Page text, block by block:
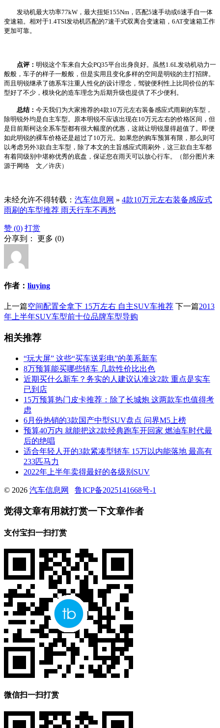
发动机最大功率77kW，最大扭矩155Nm，匹配5速手动或6速手自一体
变速箱。相对于1.4TSI发动机匹配的7速干式双离合变速箱，6AT变速箱工作
更加可靠。
点评： 明锐这个车来自大众PQ35平台出身良好。虽然1.6L发动机动力一
般般，车子的样子一般般，但是实用且变化多样的空间是明锐的主打招牌。
而且明锐继承了德系车注重人性化的设计理念，驾驶便利性上比同价位的车
型好了不少，模块化的造车理念为后期升级也提供了不少便利。
总结： 今天我们为大家推荐的4款10万元左右装备感应式雨刷的车型，
除明锐外均是自主车型。原本明锐不应该出现在10万元左右的价格区间，但
是目前斯柯达全系车型都有很大幅度的优惠，这就让明锐显得超值了。即便
如此明锐的裸车价格还是超过了10万元。如果您的购车预算有限，那么则可
以考虑另外3款自主车型，除了本文的主旨感应式雨刷外，这三款自主车都
有着同级别中堪称优秀的底盘，保证您在雨天可以放心行车。（部分图片来
源于网络 文／许庆）
未经允许不得转载： 汽车信息网 » 4款10万元左右装备感应式
雨刷的车型推荐 雨天行车不再愁
赞 (0) 打赏
分享到： 更多 (0)
作者： liuying
上一篇空间配置全拿下 15万左右 自主SUV车推荐 下一篇2013
年上半年SUV车型前十位品牌车型导购
相关推荐
“玩大屏” 这些“买车送彩电”的美系新车
8万预算能买哪些轿车 几款性价比出色
近期买什么新车？务实的人建议认准这2款 重点是实车
已到店
15万预算热门皮卡推荐：除了长城炮 这两款车也值得考
虑
6月份热销的3款国产中型SUV盘点 问界M5上榜
预算40万内 就能把这2款经典跑车开回家 燃油车时代最
后的绝唱
适合年轻人开的3款紧凑型轿车 15万以内能落地 最高有
233匹马力
2022年上半年卖得最好的各级别SUV
© 2026 汽车信息网 鲁ICP备2025141668号-1
觉得文章有用就打赏一下文章作者
支付宝扫一扫打赏
微信扫一扫打赏